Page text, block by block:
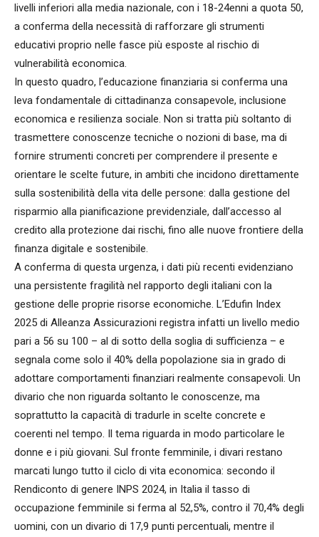
livelli inferiori alla media nazionale, con i 18-24enni a quota 50,
a conferma della necessità di rafforzare gli strumenti
educativi proprio nelle fasce più esposte al rischio di
vulnerabilità economica.
In questo quadro, l’educazione finanziaria si conferma una
leva fondamentale di cittadinanza consapevole, inclusione
economica e resilienza sociale. Non si tratta più soltanto di
trasmettere conoscenze tecniche o nozioni di base, ma di
fornire strumenti concreti per comprendere il presente e
orientare le scelte future, in ambiti che incidono direttamente
sulla sostenibilità della vita delle persone: dalla gestione del
risparmio alla pianificazione previdenziale, dall’accesso al
credito alla protezione dai rischi, fino alle nuove frontiere della
finanza digitale e sostenibile.
A conferma di questa urgenza, i dati più recenti evidenziano
una persistente fragilità nel rapporto degli italiani con la
gestione delle proprie risorse economiche. L’Edufin Index
2025 di Alleanza Assicurazioni registra infatti un livello medio
pari a 56 su 100 – al di sotto della soglia di sufficienza – e
segnala come solo il 40% della popolazione sia in grado di
adottare comportamenti finanziari realmente consapevoli. Un
divario che non riguarda soltanto le conoscenze, ma
soprattutto la capacità di tradurle in scelte concrete e
coerenti nel tempo. Il tema riguarda in modo particolare le
donne e i più giovani. Sul fronte femminile, i divari restano
marcati lungo tutto il ciclo di vita economica: secondo il
Rendiconto di genere INPS 2024, in Italia il tasso di
occupazione femminile si ferma al 52,5%, contro il 70,4% degli
uomini, con un divario di 17,9 punti percentuali, mentre il